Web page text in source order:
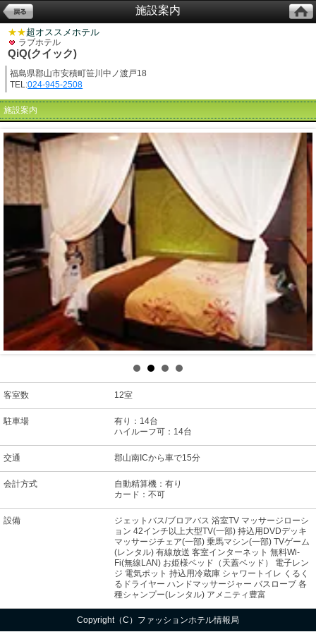
施設案内
★★超オススメホテル
ラブホテル
QiQ(クイック)
福島県郡山市安積町笹川中ノ渡戸18
TEL:024-945-2508
施設案内
客室数 12室
駐車場
有り：14台
ハイルーフ可：14台
交通 郡山南ICから車で15分
会計方式
自動精算機：有り
カード：不可
設備
ジェットバス/ブロアバス 浴室TV マッサージローシ
ョン 42インチ以上大型TV(一部) 持込用DVDデッキ
マッサージチェア(一部) 乗馬マシン(一部) TVゲーム
(レンタル) 有線放送 客室インターネット 無料Wi-
Fi(無線LAN) お姫様ベッド（天蓋ベッド） 電子レン
ジ 電気ポット 持込用冷蔵庫 シャワートイレ くるく
るドライヤー ハンドマッサージャー バスローブ 各
種シャンプー(レンタル) アメニティ豊富
Copyright（C）ファッションホテル情報局